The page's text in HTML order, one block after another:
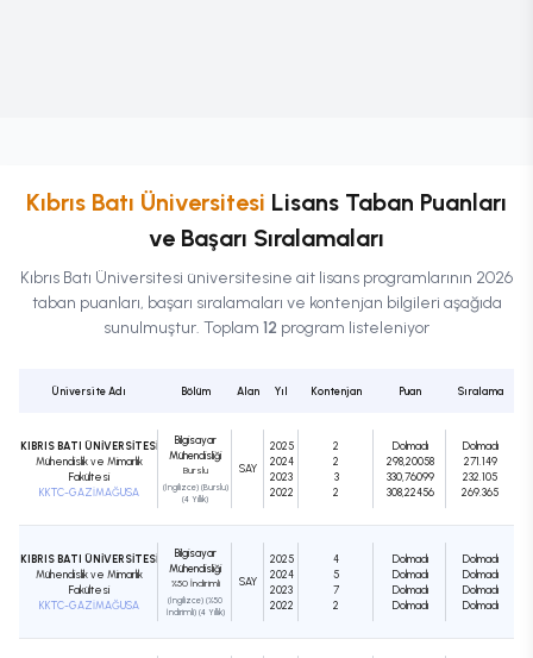
Kıbrıs Batı Üniversitesi Lisans Taban Puanları
ve Başarı Sıralamaları
Kıbrıs Batı Üniversitesi üniversitesine ait lisans programlarının 2026
taban puanları, başarı sıralamaları ve kontenjan bilgileri aşağıda
sunulmuştur. Toplam 12 program listeleniyor
Üniversite Adı Bölüm Alan Yıl Kontenjan Puan Sıralama
KIBRIS BATI ÜNİVERSİTESİ
Mühendislik ve Mimarlık
Fakültesi
KKTC-GAZİMAĞUSA
Bilgisayar
Mühendisliği
Burslu
(İngilizce) (Burslu)
(4 Yıllık)
SAY
2025
2024
2023
2022
2
2
3
2
Dolmadı
298,20058
330,76099
308,22456
Dolmadı
271.149
232.105
269.365
KIBRIS BATI ÜNİVERSİTESİ
Mühendislik ve Mimarlık
Fakültesi
KKTC-GAZİMAĞUSA
Bilgisayar
Mühendisliği
%50 İndirimli
(İngilizce) (%50
İndirimli) (4 Yıllık)
SAY
2025
2024
2023
2022
4
5
7
2
Dolmadı
Dolmadı
Dolmadı
Dolmadı
Dolmadı
Dolmadı
Dolmadı
Dolmadı